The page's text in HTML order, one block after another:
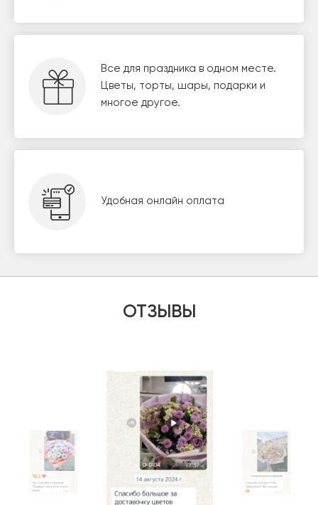
Все для праздника в одном месте.
Цветы, торты, шары, подарки и
многое другое.
Удобная онлайн оплата
ОТЗЫВЫ